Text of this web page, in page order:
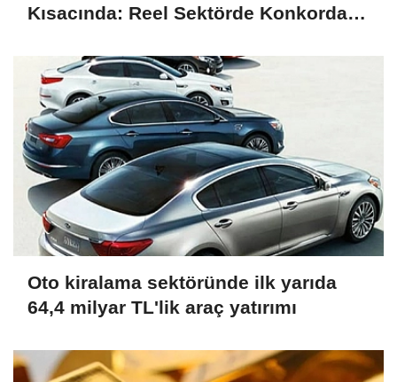
Kısacında: Reel Sektörde Konkordato
Oto kiralama sektöründe ilk yarıda
64,4 milyar TL'lik araç yatırımı